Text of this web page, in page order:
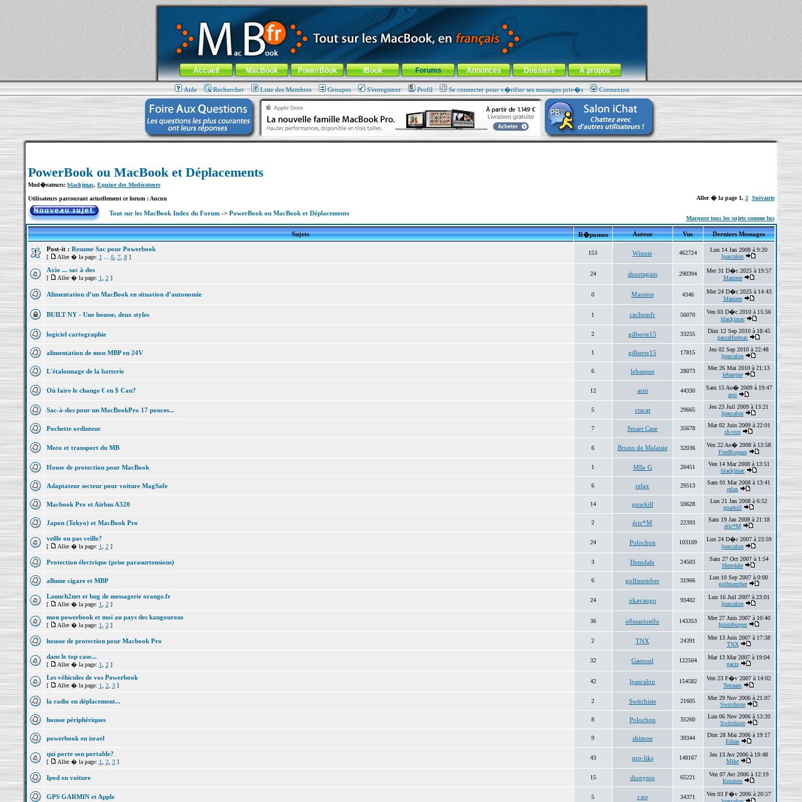
MacBook-fr.com : 100% Apple... 100% nomade !
Aller au contenu-Aller au menu général-Aller au menu de la rubrique
Menu général
Accueil MacBook PowerBook iBook Forums Annonces Dossiers À propos
Aide Rechercher Liste des Membres Groupes S'enregistrer Profil Se connecter pour v�rifier ses messages priv�s Connexion
PowerBook ou MacBook et Déplacements
Mod�rateurs: blackjmac, Equipe des Modérateurs
Utilisateurs parcourant actuellement ce forum : Aucun Aller � la page 1, 2 Suivante
Tout sur les MacBook Index du Forum-> PowerBook ou MacBook et Déplacements
Marquez tous les sujets comme lus
Sujets R�ponses Auteur Vus Derniers Messages
Post-it : Resume Sac pour Powerbook
[ Aller � la page: 1 6, 7, 8]
153 Winnie 462724
Lun 14 Jan 2008 à 9:20
lpascalon
Axio ... sac à dos
[ Aller � la page: 1 2]
24 shootagain 290394
Mer 31 D�c 2025 à 19:57
Maniere
Alimentation d’un MacBook en situation d’autonomie 0 Maniere 4346
Mer 24 D�c 2025 à 14:43
Maniere
BUILT NY - Une housse, deux styles 1 cachemfr 56070
Ven 03 D�c 2010 à 15:56
blackjmac
logiciel cartographie 2 gilberte15 33255
Dim 12 Sep 2010 à 18:45
pascalformac
alimentation de mon MBP en 24V 1 gilberte15 17815
Jeu 02 Sep 2010 à 22:48
lpascalon
L'étalonnage de la batterie 6 lebasque 28073
Mer 26 Mai 2010 à 21:13
lebasque
Où faire le change € en $ Can? 12 arni 44330
Sam 15 Ao� 2009 à 19:47
arni
Sac-à-dos pour un MacBookPro 17 pouces... 5 ctacat 29665
Jeu 23 Juil 2009 à 13:21
lpascalon
Pochette ordinteur 7 Smart Case 35678
Mar 02 Juin 2009 à 22:01
ch-vox
Moto et transport du MB 6 Bruno de Malaisie 32036
Ven 22 Ao� 2008 à 13:58
FredRoques
House de protection pour MacBook 1 Mlle G 20451
Ven 14 Mar 2008 à 13:51
blackjmac
Adaptateur secteur pour voiture MagSafe 6 relax 29513
Sam 01 Mar 2008 à 13:41
relax
Macbook Pro et Airbus A320 14 gnarkill 59628
Lun 21 Jan 2008 à 6:52
gnarkill
Japon (Tokyo) et MacBook Pro 2 éric*M 22393
Sam 19 Jan 2008 à 21:18
éric*M
veille ou pas veille?
[ Aller � la page: 1 2]
24 Polochon 103169
Lun 24 D�c 2007 à 23:59
lpascalon
Protection électrique (prise parasurtensions) 3 Hemdale 24503
Sam 27 Oct 2007 à 1:54
Hemdale
allume cigare et MBP 6 golfmember 31966
Lun 10 Sep 2007 à 0:00
golfmember
Launch2net et bug de messagerie orange.fr
[ Aller � la page: 1 2]
24 okavango 93402
Lun 16 Juil 2007 à 23:01
lpascalon
mon powerbook et moi au pays des kangourous
[ Aller � la page: 1 2]
36 o0marion0o 143353
Mer 27 Juin 2007 à 10:40
fgintzburger
housse de protection pour Macbook Pro 2 TNX 24391
Mer 13 Juin 2007 à 17:38
TNX
dans le top case...
[ Aller � la page: 1 2]
32 Gamoul 122504
Mar 13 Mar 2007 à 19:04
pacis
Les véhicules de vos Powerbook
[ Aller � la page: 1 2, 3]
42 lpascalon 154582
Ven 23 F�v 2007 à 14:02
Tetraam
la radio en déplacement... 2 Switchiste 21605
Mer 29 Nov 2006 à 21:07
Switchiste
housse périphériques 8 Polochon 35260
Lun 06 Nov 2006 à 13:20
Switchiste
powerbook en israel 9 shimon 39344
Dim 28 Mai 2006 à 19:17
Ethan
qui porte son portable?
[ Aller � la page: 1 2, 3]
43 pro-liks 148167
Jeu 13 Avr 2006 à 19:48
Mike
Ipod en voiture 15 dionysos 65221
Ven 07 Avr 2006 à 12:19
Kosmos
GPS GARMIN et Apple 5 r.no 34371
Ven 03 F�v 2006 à 20:57